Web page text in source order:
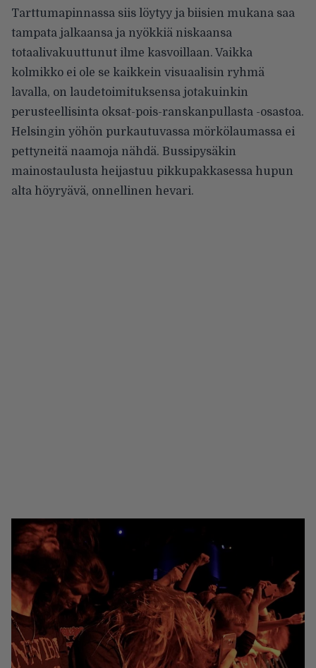
Tarttumapinnassa siis löytyy ja biisien mukana saa
tampata jalkaansa ja nyökkiä niskaansa
totaalivakuuttunut ilme kasvoillaan. Vaikka
kolmikko ei ole se kaikkein visuaalisin ryhmä
lavalla, on laudetoimituksensa jotakuinkin
perusteellisinta oksat-pois-ranskanpullasta -osastoa.
Helsingin yöhön purkautuvassa mörkölaumassa ei
pettyneitä naamoja nähdä. Bussipysäkin
mainostaulusta heijastuu pikkupakkasessa hupun
alta höyryävä, onnellinen hevari.